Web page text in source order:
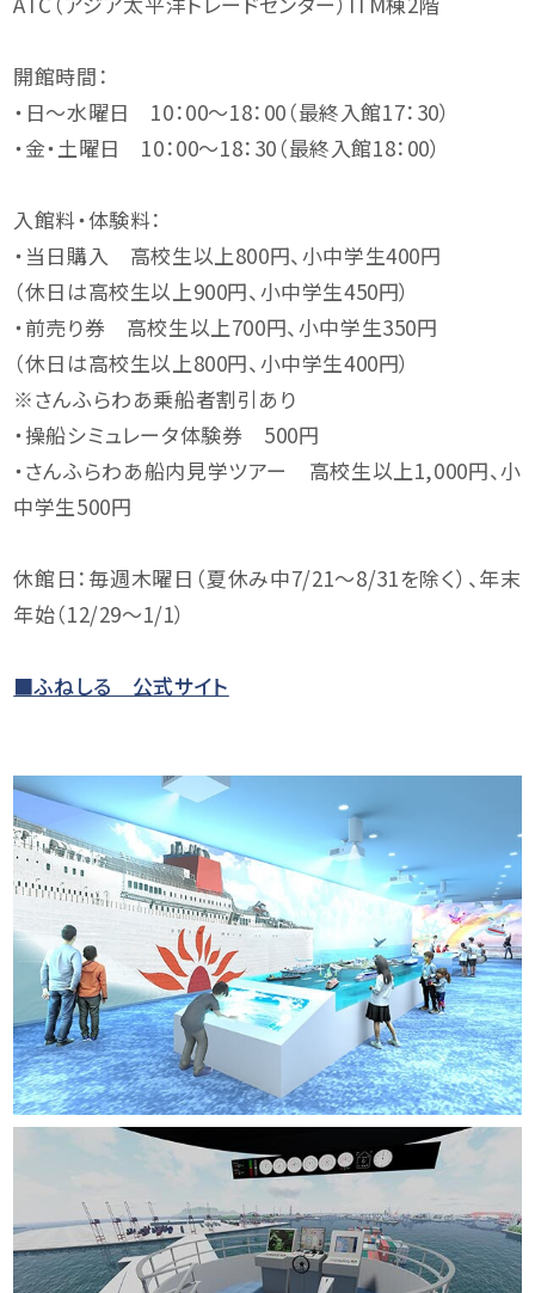
開館時間：
・日～水曜日 10：00～18：00（最終入館17：30）
・金・土曜日 10：00～18：30（最終入館18：00）
入館料・体験料：
・当日購入 高校生以上800円、小中学生400円
（休日は高校生以上900円、小中学生450円）
・前売り券 高校生以上700円、小中学生350円
（休日は高校生以上800円、小中学生400円）
※さんふらわあ乗船者割引あり
・操船シミュレータ体験券 500円
・さんふらわあ船内見学ツアー 高校生以上1,000円、小
中学生500円
休館日：毎週木曜日（夏休み中7/21～8/31を除く）、年末
年始（12/29～1/1）
■ふねしる 公式サイト